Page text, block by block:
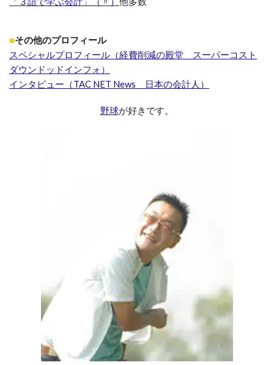
■その他のプロフィール
スペシャルプロフィール（経費削減の殿堂 スーパーコスト
ダウンドッドインフォ）
インタビュー（TAC NET News 日本の会計人）
野球が好きです。